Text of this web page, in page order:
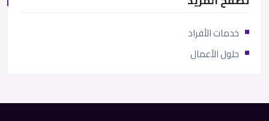
خدمات الأفراد
حلول الأعمال